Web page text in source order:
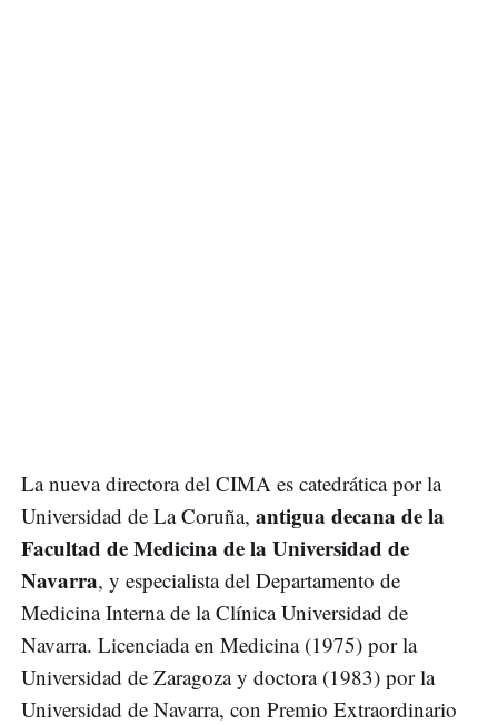
La nueva directora del CIMA es catedrática por la
Universidad de La Coruña, antigua decana de la
Facultad de Medicina de la Universidad de
Navarra, y especialista del Departamento de
Medicina Interna de la Clínica Universidad de
Navarra. Licenciada en Medicina (1975) por la
Universidad de Zaragoza y doctora (1983) por la
Universidad de Navarra, con Premio Extraordinario